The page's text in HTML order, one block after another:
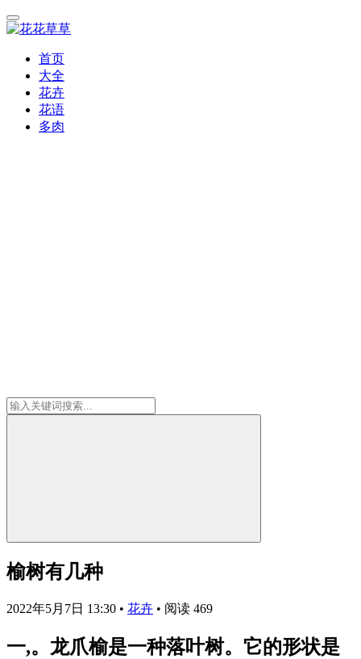
首页
大全
花卉
花语
多肉
榆树有几种
2022年5月7日 13:30 • 花卉 • 阅读 469
一,。龙爪榆是一种落叶树。它的形状是